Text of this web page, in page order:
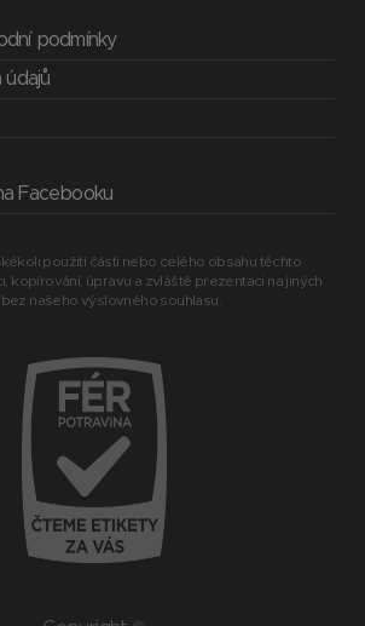
podmínky
údajů
Facebooku
použití části nebo celého obsahu těchto
kopírování, úpravu a zvláště prezentaci na jiných
našeho výslovného souhlasu.